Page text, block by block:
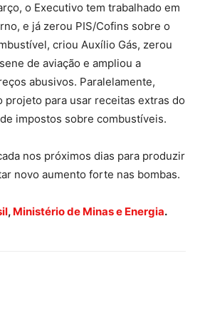
o Executivo tem trabalhado em
e já zerou PIS/Cofins sobre o
criou Auxílio Gás, zerou
de aviação e ampliou a
abusivos. Paralelamente,
projeto para usar receitas extras do
impostos sobre combustíveis.
nos próximos dias para produzir
novo aumento forte nas bombas.
, Ministério de Minas e Energia.